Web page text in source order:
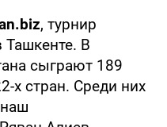
, турнир
Ташкенте. В
сыграют 189
х стран. Среди них